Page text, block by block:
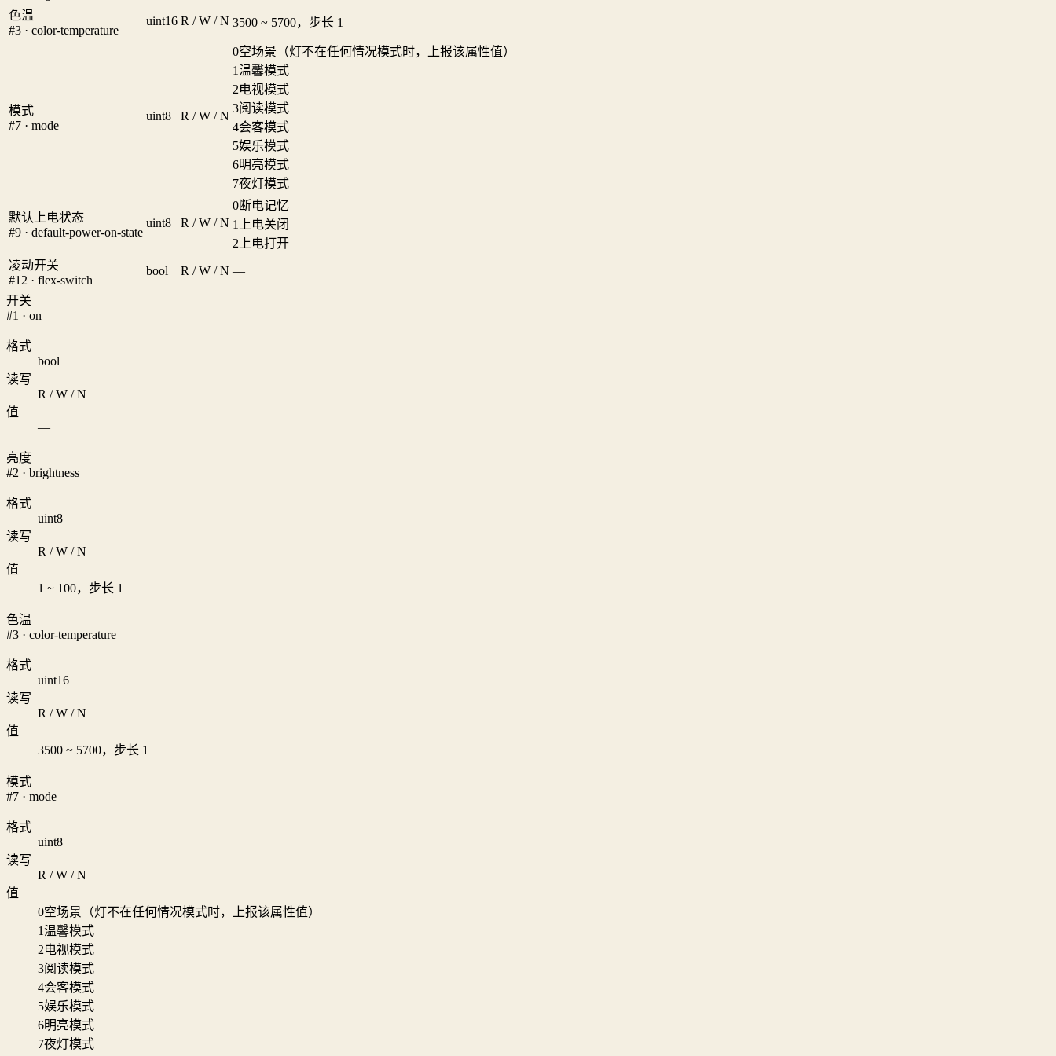
色温
#3 · color-temperature
uint16 R / W / N 3500 ~ 5700，步长 1
模式
#7 · mode
uint8 R / W / N
0空场景（灯不在任何情况模式时，上报该属性值）
1温馨模式
2电视模式
3阅读模式
4会客模式
5娱乐模式
6明亮模式
7夜灯模式
默认上电状态
#9 · default-power-on-state
uint8 R / W / N
0断电记忆
1
上电关闭
2 上电打开
凌动开关
#12 · flex-switch
bool R / W / N —
开关
#1 · on
格式
bool
读写
R / W / N
值
—
亮度
#2 · brightness
格式
uint8
读写
R / W / N
值
1 ~ 100，步长 1
色温
#3 · color-temperature
格式
uint16
读写
R / W / N
值
3500 ~ 5700，步长 1
模式
#7 · mode
格式
uint8
读写
R / W / N
值
0空场景（灯不在任何情况模式时，上报该属性值）
1温馨模式
2电视模式
3阅读模式
4会客模式
5娱乐模式
6明亮模式
7夜灯模式